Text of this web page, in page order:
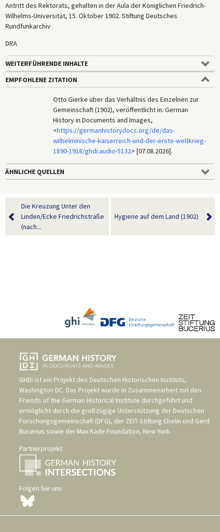
Antritt des Rektorats, gehalten in der Aula der Königlichen Friedrich-
Wilhelms-Universität, 15. Oktober 1902. Stiftung Deutsches
Rundfunkarchiv
DRA
WEITERFÜHRENDE INHALTE
EMPFOHLENE ZITATION
Otto Gierke über das Verhältnis des Einzelnen zur
Gemeinschaft (1902), veröffentlicht in: German
History in Documents and Images,
<https://germanhistorydocs.org/de/das-
wilhelminische-kaiserreich-und-der-erste-weltkrieg-
1890-1918/ghdi:audio-5132> [07.08.2026].
ÄHNLICHE QUELLEN
Die Kreuzung Unter den
Linden/Ecke Friedrichstraße
(nach...
Hygiene auf dem Land (1902)
GHDI ist ein Projekt des Deutschen Historischen Instituts,
Washington DC. Das Projekt wurde in Zusammenarbeit mit den
Friends of the German Historical Institute durchgeführt und
ermöglicht durch die großzügige Unterstützung der Deutschen
Forschungsgemeinschaft (DFG), der ZEIT-Stiftung Ebelin und Gerd
Bucerius sowie der Max Kade Foundation, New York.
Partnerprojekt
Folgen Sie uns